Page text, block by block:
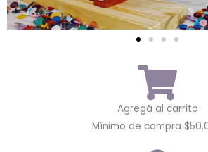
Agregá al carrito
Mínimo de compra